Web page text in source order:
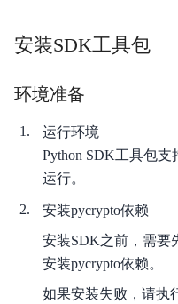
API Key
获取AKSK
鉴权认证机制
区域选择说明
SDK入门指南
API SDK
安装SDK工具包
环境准备
运行环境
Python SDK工具包支
运行。
安装pycrypto依赖
安装SDK之前，需要
安装pycrypto依赖。
如果安装失败，请执